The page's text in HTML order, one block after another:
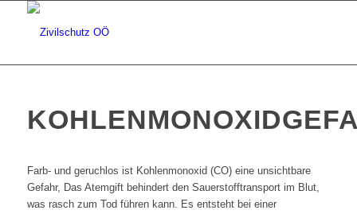
Farb- und geruchlos ist Kohlenmonoxid (CO) eine unsichtbare
Gefahr, Das Atemgift behindert den Sauerstofftransport im Blut,
was rasch zum Tod führen kann. Es entsteht bei einer